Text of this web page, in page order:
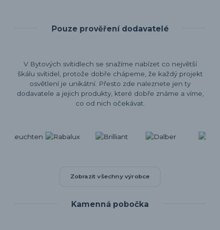
Pouze prověření dodavatelé
V Bytových svítidlech se snažíme nabízet co největší
škálu svítidel, protože dobře chápeme, že každý projekt
osvětlení je unikátní. Přesto zde naleznete jen ty
dodavatele a jejich produkty, které dobře známe a víme,
co od nich očekávat.
Zobrazit všechny výrobce
Kamenná pobočka